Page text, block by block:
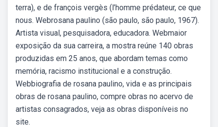
terra), e de françois vergès (l’homme prédateur, ce que
nous. Webrosana paulino (são paulo, são paulo, 1967).
Artista visual, pesquisadora, educadora. Webmaior
exposição da sua carreira, a mostra reúne 140 obras
produzidas em 25 anos, que abordam temas como
memória, racismo institucional e a construção.
Webbiografia de rosana paulino, vida e as principais
obras de rosana paulino, compre obras no acervo de
artistas consagrados, veja as obras disponíveis no
site.